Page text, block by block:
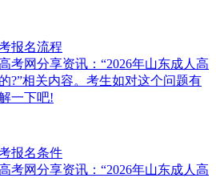
报名流程
考网分享资讯：“2026年山东成人高
?”相关内容。考生如对这个问题有
一下吧!
报名条件
考网分享资讯：“2026年山东成人高